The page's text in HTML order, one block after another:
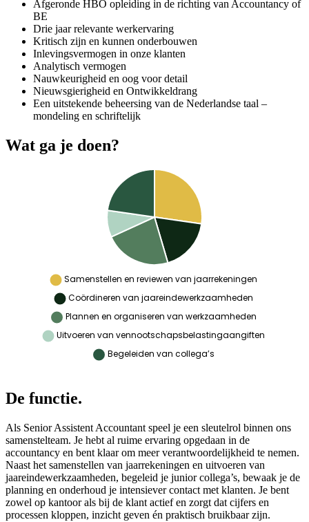
Afgeronde HBO opleiding in de richting van Accountancy of
BE
Drie jaar relevante werkervaring
Kritisch zijn en kunnen onderbouwen
Inlevingsvermogen in onze klanten
Analytisch vermogen
Nauwkeurigheid en oog voor detail​
Nieuwsgierigheid en Ontwikkeldrang
Een uitstekende beheersing van de Nederlandse taal –
mondeling en schriftelijk
Wat ga je doen?
De functie.
Als Senior Assistent Accountant speel je een sleutelrol binnen ons
samenstelteam. Je hebt al ruime ervaring opgedaan in de
accountancy en bent klaar om meer verantwoordelijkheid te nemen.
Naast het samenstellen van jaarrekeningen en uitvoeren van
jaareindewerkzaamheden, begeleid je junior collega’s, bewaak je de
planning en onderhoud je intensiever contact met klanten. Je bent
zowel op kantoor als bij de klant actief en zorgt dat cijfers en
processen kloppen, inzicht geven én praktisch bruikbaar zijn.